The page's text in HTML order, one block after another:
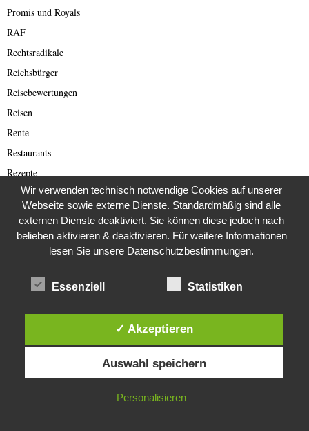
Promis und Royals
RAF
Rechtsradikale
Reichsbürger
Reisebewertungen
Reisen
Rente
Restaurants
Rezepte
Romance Scam (Deutsch)
Romance Scamming
Rote Armee Fraktion
Rund ums Buch
Saar-Lor-Lux
Scammer
Diese Website verwendet Cookies. Durch die weitere Nutzung dieser
Website stimmst du der Verwendung von Cookies zu.
IN ORDNUNG
Wir verwenden technisch notwendige Cookies auf unserer
Webseite sowie externe Dienste. Standardmäßig sind alle
externen Dienste deaktiviert. Sie können diese jedoch nach
belieben aktivieren & deaktivieren. Für weitere Informationen
lesen Sie unsere Datenschutzbestimmungen.
Essenziell Statistiken
✓ Akzeptieren
Auswahl speichern
Personalisieren